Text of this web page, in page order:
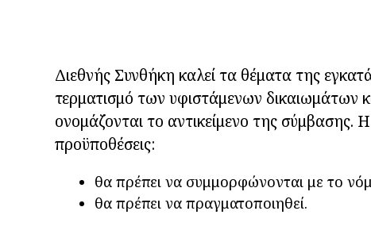
Διεθνής Συνθήκη καλεί τα θέματα της
τερματισμό των υφιστάμενων δικαιωμάτων
ονομάζονται το αντικείμενο της
προϋποθέσεις:
θα πρέπει να συμμορφώνονται με το
θα πρέπει να πραγματοποιηθεί.